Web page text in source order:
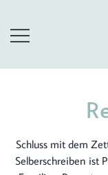
content
Schluss mit dem
Selberschreiben ist